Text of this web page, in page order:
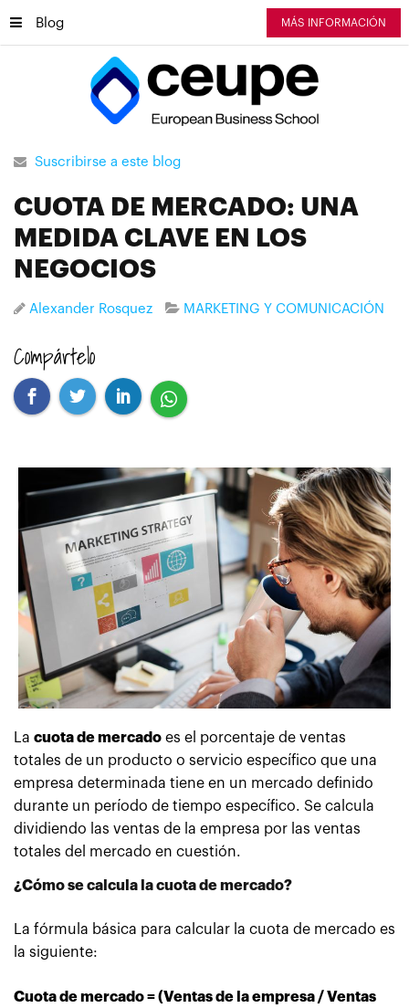
Blog MÁS INFORMACIÓN
Suscribirse a este blog
CUOTA DE MERCADO: UNA
MEDIDA CLAVE EN LOS
NEGOCIOS
Alexander Rosquez MARKETING Y COMUNICACIÓN
Compártelo
La cuota de mercado es el porcentaje de ventas
totales de un producto o servicio específico que una
empresa determinada tiene en un mercado definido
durante un período de tiempo específico. Se calcula
dividiendo las ventas de la empresa por las ventas
totales del mercado en cuestión.
¿Cómo se calcula la cuota de mercado?
La fórmula básica para calcular la cuota de mercado es
la siguiente:
Cuota de mercado = (Ventas de la empresa / Ventas